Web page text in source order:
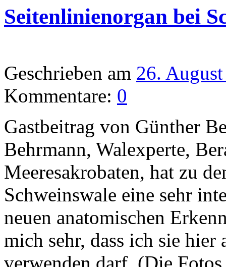
Seitenlinienorgan bei
Geschrieben am 26.
Kommentare: 0
Gastbeitrag von Günther
Behrmann, Walexperte,
Meeresakrobaten, hat zu
Schweinswale eine sehr
neuen anatomischen
mich sehr, dass ich sie